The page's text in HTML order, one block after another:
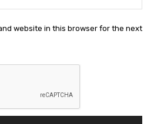
website in this browser for the next